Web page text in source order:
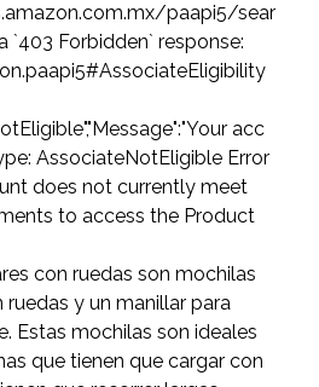
paapi5/sear
`403 Forbidden` response:
acc
AssociateNotEligible Error
does not currently meet
to access the Product
con ruedas son mochilas
y un manillar para
Estas mochilas son ideales
que tienen que cargar con